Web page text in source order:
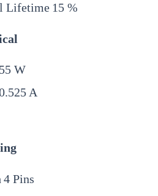
Lifetime 15 %
55 W
A
4 Pins